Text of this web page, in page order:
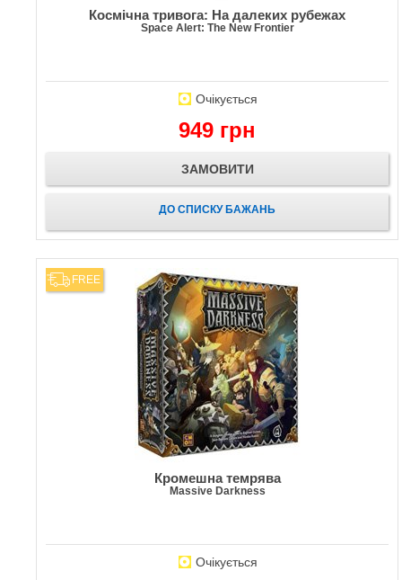
Космічна тривога: На далеких рубежах
Space Alert: The New Frontier
Очікується
949 грн
ЗАМОВИТИ
ДО СПИСКУ БАЖАНЬ
FREE
Кромешна темрява
Massive Darkness
Очікується